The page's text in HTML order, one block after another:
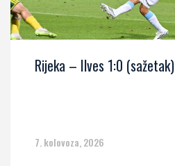
Rijeka – Ilves 1:0 (sažetak)
7. kolovoza, 2026